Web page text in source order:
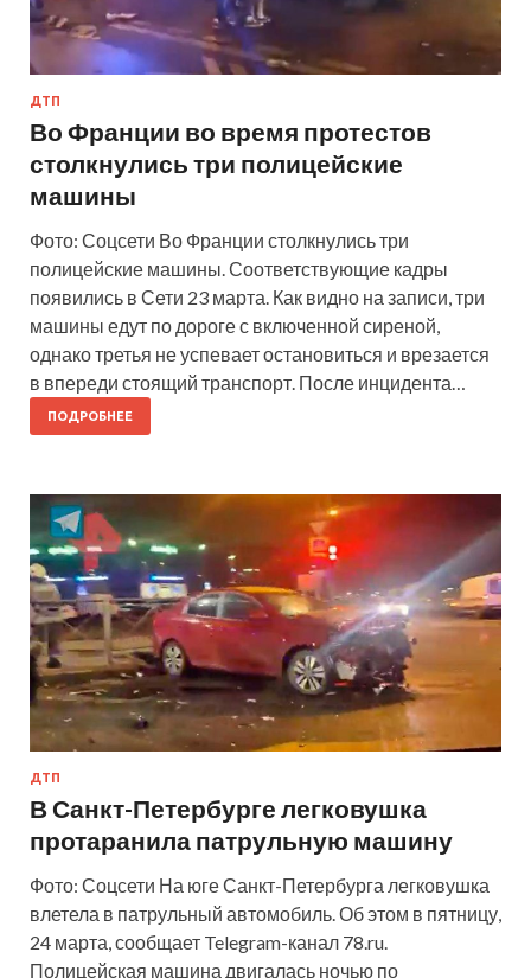
ДТП
Во Франции во время протестов
столкнулись три полицейские
машины
Фото: Соцсети Во Франции столкнулись три
полицейские машины. Соответствующие кадры
появились в Сети 23 марта. Как видно на записи, три
машины едут по дороге с включенной сиреной,
однако третья не успевает остановиться и врезается
в впереди стоящий транспорт. После инцидента…
ПОДРОБНЕЕ
ДТП
В Санкт-Петербурге легковушка
протаранила патрульную машину
Фото: Соцсети На юге Санкт-Петербурга легковушка
влетела в патрульный автомобиль. Об этом в пятницу,
24 марта, сообщает Telegram-канал 78.ru.
Полицейская машина двигалась ночью по